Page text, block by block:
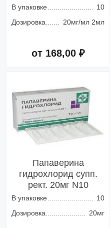
В упаковке
10
Дозировка
20мг/мл 2мл
от 168,00 ₽
Папаверина
гидрохлорид супп.
рект. 20мг N10
В упаковке
10
Дозировка
20мг